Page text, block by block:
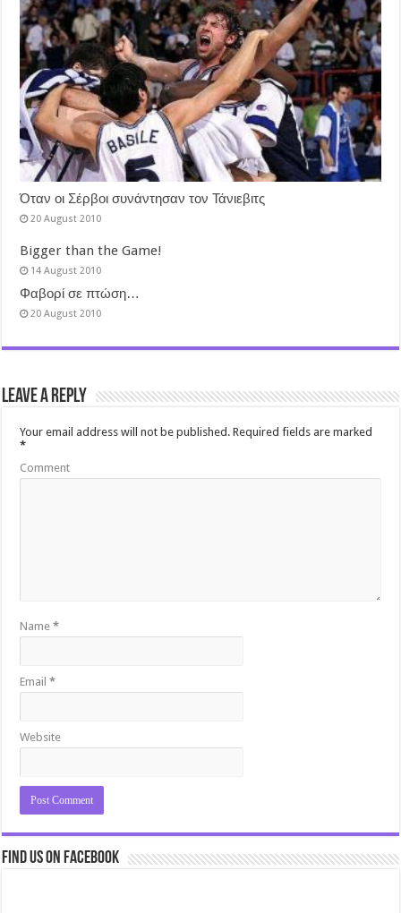
Όταν οι Σέρβοι συνάντησαν τον Τάνιεβιτς
20 August 2010
Bigger than the Game!
14 August 2010
Φαβορί σε πτώση…
20 August 2010
Leave a Reply
Your email address will not be published. Required fields are marked
*
Comment
Name*
Email*
Website
Find us on Facebook